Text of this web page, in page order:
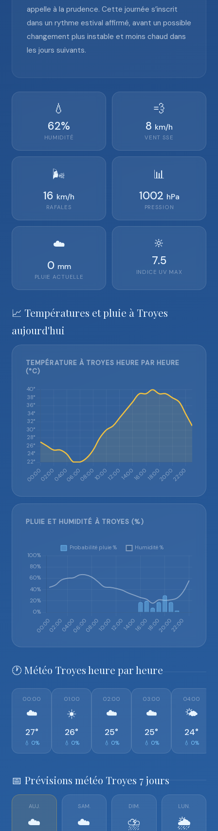
appelle à la prudence. Cette journée s’inscrit
dans un rythme estival affirmé, avant un possible
changement plus instable et moins chaud dans
les jours suivants.
💧
62%
HUMIDITÉ
💨
8 km/h
VENT SSE
🌬️
16 km/h
RAFALES
📊
1002 hPa
PRESSION
☁️
0 mm
PLUIE ACTUELLE
🔆
7.5
INDICE UV MAX
📈 Températures et pluie à Troyes
aujourd'hui
TEMPÉRATURE À TROYES HEURE PAR HEURE
(°C)
PLUIE ET HUMIDITÉ À TROYES (%)
🕐 Météo Troyes heure par heure
00:00
☁️
27°
💧 0%
01:00
☀️
26°
💧 0%
02:00
☁️
25°
💧 0%
03:00
☁️
25°
💧 0%
04:00
🌤️
24°
💧 0%
📅 Prévisions météo Troyes 7 jours
AUJ.
☁️
SAM.
☁️
DIM.
⛈️
LUN.
🌦️